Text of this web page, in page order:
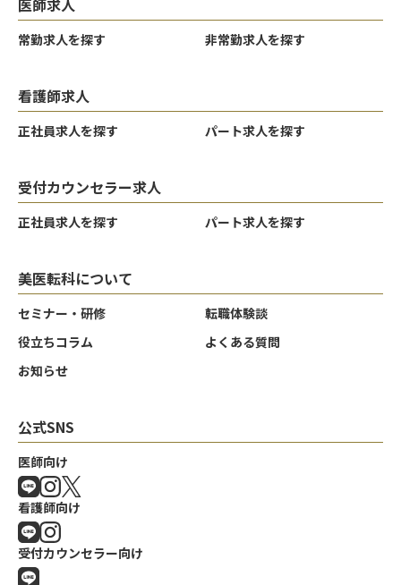
常勤求人を探す 非常勤求人を探す
看護師求人
正社員求人を探す パート求人を探す
受付カウンセラー求人
正社員求人を探す パート求人を探す
美医転科について
セミナー・研修
転職体験談
役立ちコラム
よくある質問
お知らせ
公式SNS
医師向け
看護師向け
受付カウンセラー向け